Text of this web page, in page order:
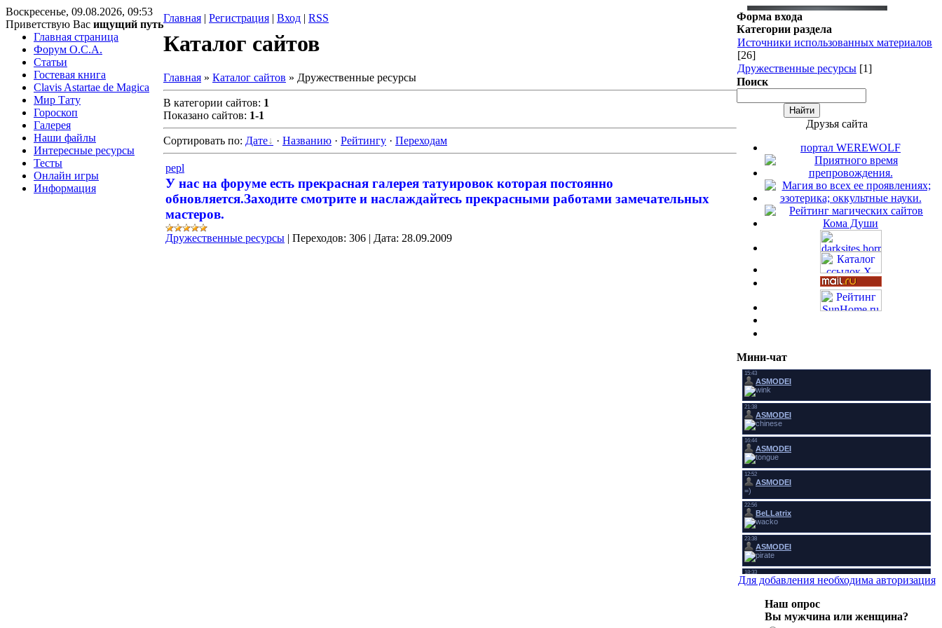
Воскресенье, 09.08.2026, 09:53
Приветствую Вас ищущий путь
Главная | Регистрация | Вход | RSS
Главная страница
Форум O.C.A.
Статьи
Гостевая книга
Clavis Astartae de Magica
Мир Тату
Гороскоп
Галерея
Наши файлы
Интересные ресурсы
Тесты
Онлайн игры
Информация
Каталог сайтов
Главная » Каталог сайтов » Дружественные ресурсы
В категории сайтов: 1
Показано сайтов: 1-1
Сортировать по: Дате · Названию · Рейтингу · Переходам
pepl
У нас на форуме есть прекрасная галерея татуировок которая постоянно
обновляется.Заходите смотрите и наслаждайтесь прекрасными работами замечательных
мастеров.
Дружественные ресурсы | Переходов: 306 | Дата: 28.09.2009
Форма входа
Категории раздела
Источники использованных материалов
[26]
Дружественные ресурсы [1]
Поиск
Друзья сайта
портал WEREWOLF
Мини-чат
Для добавления необходима авторизация
Наш опрос
Вы мужчина или женщина?